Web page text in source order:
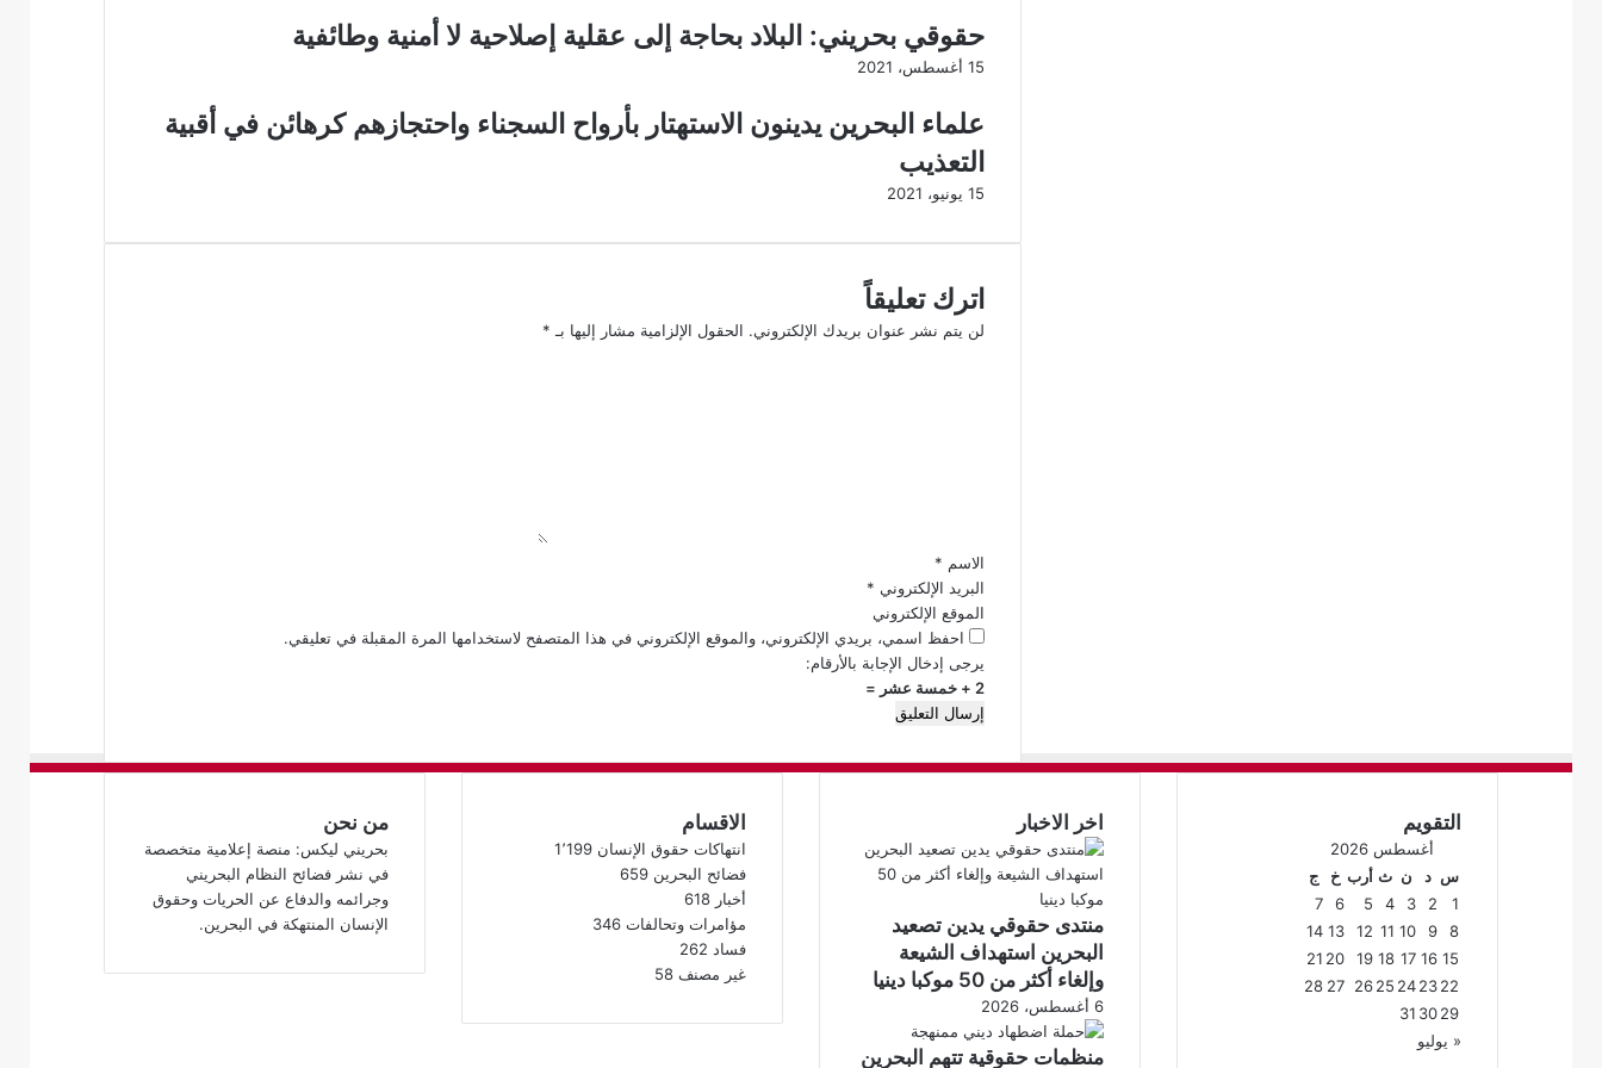
حقوقي بحريني: البلاد بحاجة إلى عقلية إصلاحية لا أمنية وطائفية
15 أغسطس، 2021
علماء البحرين يدينون الاستهتار بأرواح السجناء واحتجازهم كرهائن في أقبية
التعذيب
15 يونيو، 2021
اترك تعليقاً
لن يتم نشر عنوان بريدك الإلكتروني. الحقول الإلزامية مشار إليها بـ *
الاسم *
البريد الإلكتروني *
الموقع الإلكتروني
احفظ اسمي، بريدي الإلكتروني، والموقع الإلكتروني في هذا المتصفح لاستخدامها المرة المقبلة في تعليقي.
يرجى إدخال الإجابة بالأرقام:
2 + خمسة عشر =
من نحن
بحريني ليكس: منصة إعلامية متخصصة
في نشر فضائح النظام البحريني
وجرائمه والدفاع عن الحريات وحقوق
الإنسان المنتهكة في البحرين.
الاقسام
انتهاكات حقوق الإنسان 1٬199
فضائح البحرين 659
أخبار 618
مؤامرات وتحالفات 346
فساد 262
غير مصنف 58
اخر الاخبار
منتدى حقوقي يدين تصعيد
البحرين استهداف الشيعة
وإلغاء أكثر من 50 موكبا دينيا
6 أغسطس، 2026
منظمات حقوقية تتهم البحرين
التقويم
أغسطس 2026
س د ن ث أرب خ
ج
1
2
3
4
5
6
7
8
9
10
11
12
13
14
15
16
17
18
19
20
21
22
23
24
25
26
27
28
29
30
31
« يوليو